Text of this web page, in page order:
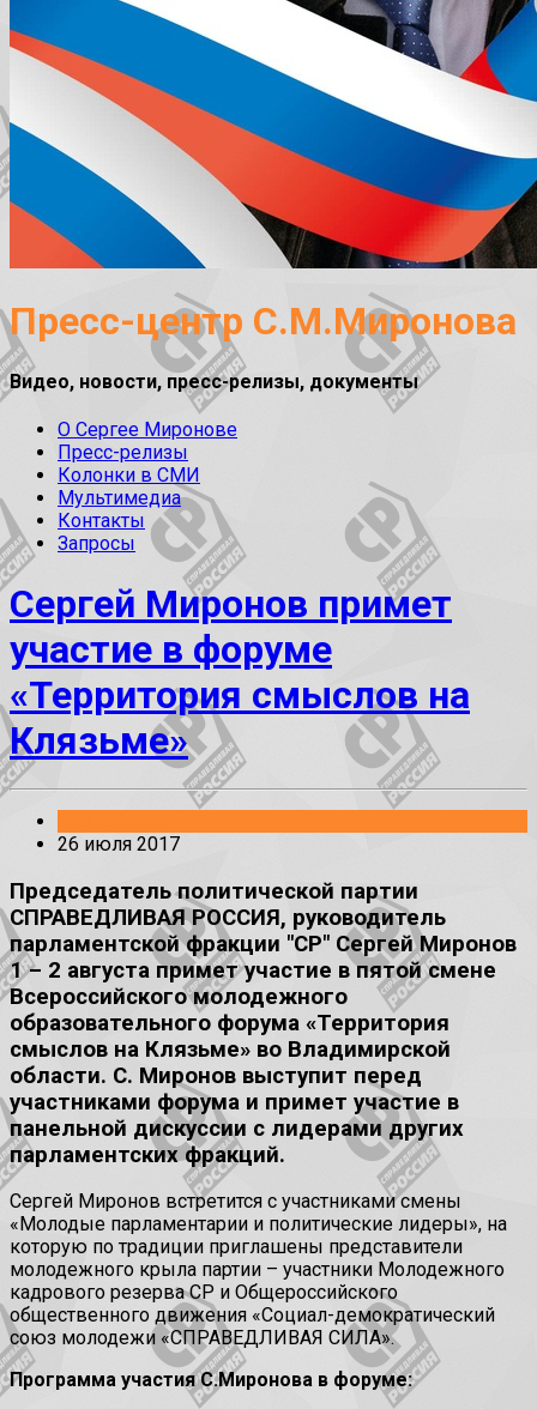
Пресс-центр С.М.Миронова
Видео, новости, пресс-релизы, документы
О Сергее Миронове
Пресс-релизы
Колонки в СМИ
Мультимедиа
Контакты
Запросы
Сергей Миронов примет
участие в форуме
«Территория смыслов на
Клязьме»
26 июля 2017
Председатель политической партии
СПРАВЕДЛИВАЯ РОССИЯ, руководитель
парламентской фракции "СР" Сергей Миронов
1 – 2 августа примет участие в пятой смене
Всероссийского молодежного
образовательного форума «Территория
смыслов на Клязьме» во Владимирской
области. С. Миронов выступит перед
участниками форума и примет участие в
панельной дискуссии с лидерами других
парламентских фракций.
Сергей Миронов встретится с участниками смены
«Молодые парламентарии и политические лидеры», на
которую по традиции приглашены представители
молодежного крыла партии – участники Молодежного
кадрового резерва СР и Общероссийского
общественного движения «Социал-демократический
союз молодежи «СПРАВЕДЛИВАЯ СИЛА».
Программа участия С.Миронова в форуме: